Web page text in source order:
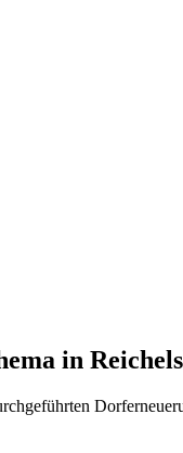
in